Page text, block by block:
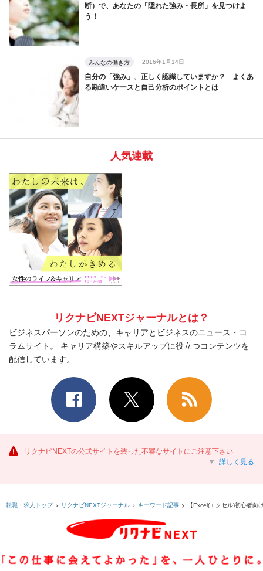
断）で、あなたの「隠れた強み・長所」を見つけよ
う！
みんなの働き方 2016年1月14日
自分の「強み」、正しく認識していますか？ よくあ
る勘違いケースと自己分析のポイントとは
人気連載
リクナビNEXTジャーナルとは？
ビジネスパーソンのための、キャリアとビジネスのニュース・コ
ラムサイト。 キャリア構築やスキルアップに役立つコンテンツを
配信しています。
リクナビNEXTの公式サイトを装った不審なサイトにご注意下さい
詳しく見る
転職・求人トップ リクナビNEXTジャーナル キーワード記事 【Excel(エクセル)初心者向